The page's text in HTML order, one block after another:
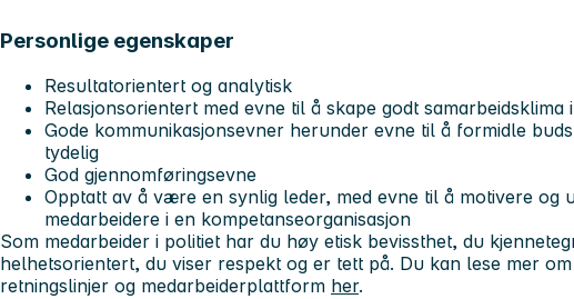
Personlige egenskaper
Resultatorientert og analytisk
Relasjonsorientert med evne til å skape godt
Gode kommunikasjonsevner herunder evne til å formidle
tydelig
God gjennomføringsevne
Opptatt av å være en synlig leder, med evne til å motivere og
medarbeidere i en kompetanseorganisasjon
Som medarbeider i politiet har du høy etisk bevissthet, du
helhetsorientert, du viser respekt og er tett på. Du kan lese mer
retningslinjer og medarbeiderplattform her.